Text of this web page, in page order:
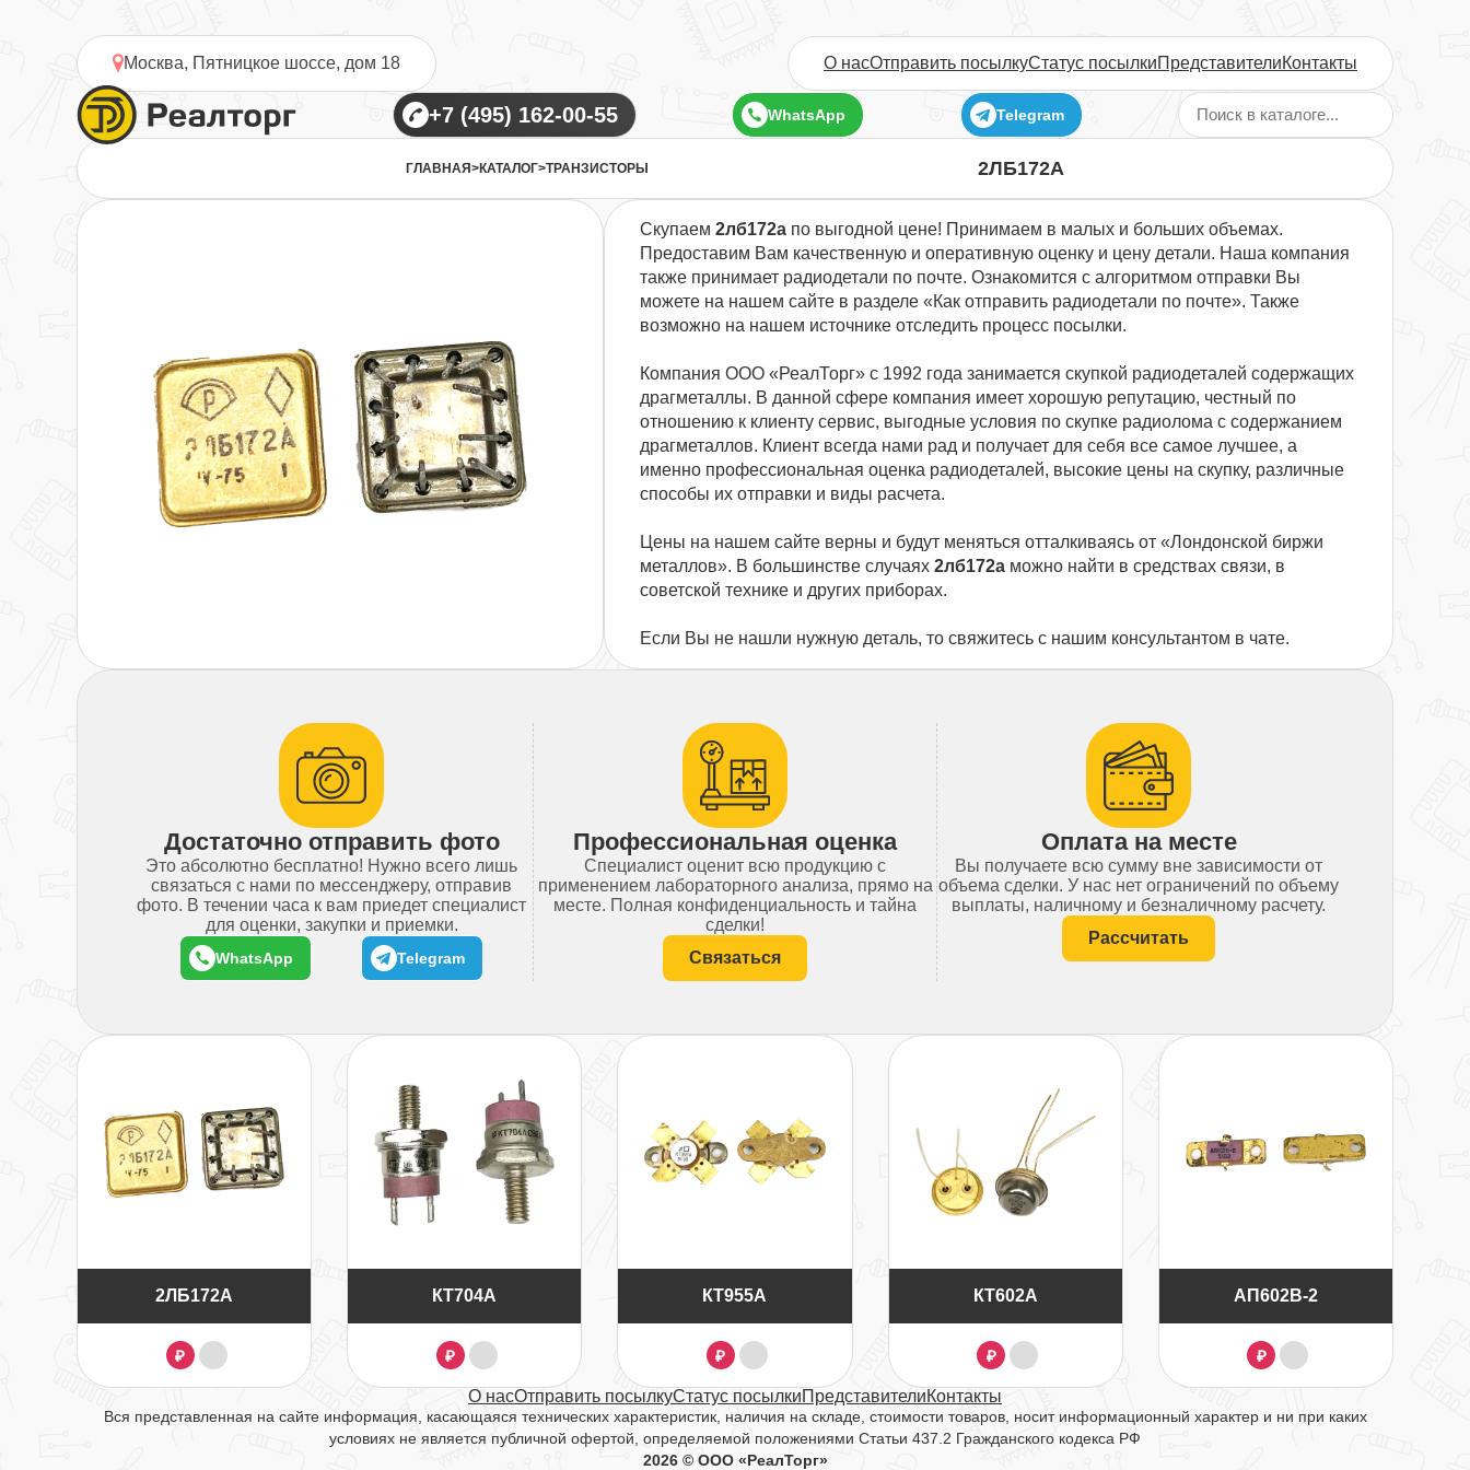
Москва, Пятницкое шоссе, дом 18 О насОтправить посылкуСтатус посылкиПредставителиКонтакты
WhatsApp Telegram
ГЛАВНАЯ>КАТАЛОГ>ТРАНЗИСТОРЫ 2ЛБ172А
Скупаем 2лб172апо выгодной цене! Принимаем в малых и больших объемах.
Предоставим Вам качественную и оперативную оценку и цену детали. Наша компания
также принимает радиодетали по почте. Ознакомится с алгоритмом отправки Вы
можете на нашем сайте в разделе «Как отправить радиодетали по почте». Также
возможно на нашем источнике отследить процесс посылки.
Компания ООО «РеалТорг» с 1992 года занимается скупкой радиодеталей содержащих
драгметаллы. В данной сфере компания имеет хорошую репутацию, честный по
отношению к клиенту сервис, выгодные условия по скупке радиолома с содержанием
драгметаллов. Клиент всегда нами рад и получает для себя все самое лучшее, а
именно профессиональная оценка радиодеталей, высокие цены на скупку, различные
способы их отправки и виды расчета.
Цены на нашем сайте верны и будут меняться отталкиваясь от «Лондонской биржи
металлов». В большинстве случаях 2лб172аможно найти в средствах связи, в
советской технике и других приборах.
Если Вы не нашли нужную деталь, то свяжитесь с нашим консультантом в чате.
Достаточно отправить фото
Это абсолютно бесплатно! Нужно всего лишь
связаться с нами по мессенджеру, отправив
фото. В течении часа к вам приедет специалист
для оценки, закупки и приемки.
WhatsApp Telegram
Профессиональная оценка
Специалист оценит всю продукцию с
применением лабораторного анализа, прямо на
месте. Полная конфиденциальность и тайна
сделки!
Связаться
Оплата на месте
Вы получаете всю сумму вне зависимости от
объема сделки. У нас нет ограничений по объему
выплаты, наличному и безналичному расчету.
Рассчитать
2ЛБ172А
₽
КТ704А
₽
КТ955А
₽
КТ602А
₽
АП602В-2
₽
О насОтправить посылкуСтатус посылкиПредставителиКонтакты
Вся представленная на сайте информация, касающаяся технических характеристик, наличия на складе, стоимости товаров, носит информационный характер и ни при каких
условиях не является публичной офертой, определяемой положениями Статьи 437.2 Гражданского кодекса РФ
2026 © ООО «РеалТорг»